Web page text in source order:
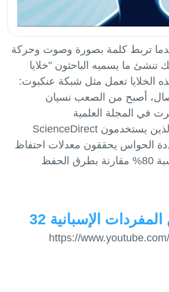
تربط كلمة بصورة وصوت وحركة
ما يسميه الباحثون "خلايا
هذه الخلايا تعمل مثل شبكة عنكبوت:
أصبح من الصعب نسيان
في المجلة العلمية
ScienceDirect أكدت أن المتعلمين الذين يستخدمون
الحواس يحققون معدلات احتفاظ
بالمعلومات أعلى بنسبة 80% مقارنة بطرق الحفظ
الإسبانية
https://